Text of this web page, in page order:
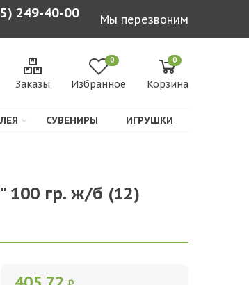
249-40-00 Мы перезвоним
Заказы
0
Избранное
0
Корзина
СУВЕНИРЫ ИГРУШКИ
100 гр. ж/б (12)